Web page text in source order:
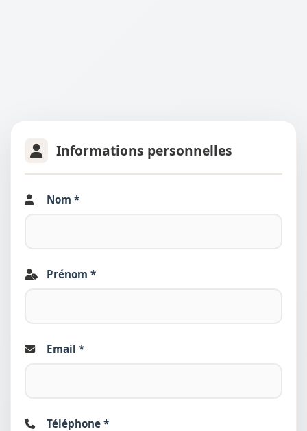
Informations personnelles
Nom *
Prénom *
Email *
Téléphone *